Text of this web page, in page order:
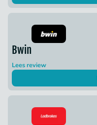
Bwin
Lees review